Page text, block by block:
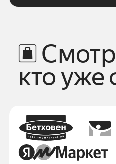
кто уже